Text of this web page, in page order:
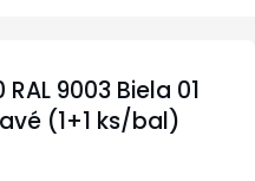
9003 Biela 01
(1+1 ks/bal)